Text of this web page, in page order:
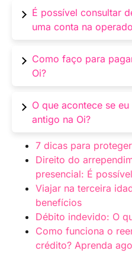
Para consultar débito
cliente deve seguir
guia completo, que
aba de contas e
É possível consultar
uma conta na
Não é possível
sem estar cadastrado
Como faço para
Oi?
Para pagar o débito
seguir as instruções
que podem ser
por meio do
O que acontece se
antigo na Oi?
Se o cliente não
a operadora pode
órgãos de proteção
prejudicar o acesso a
no futuro.
7 dicas para
Direito do
presencial: É
Viajar na terceira
benefícios
Débito indevido: O
Como funciona o
crédito? Aprenda